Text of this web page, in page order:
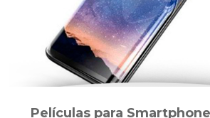
Películas para